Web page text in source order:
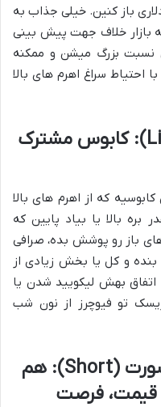
دلار، می تونین یه پوزیشن 1000 دلاری باز کنین. خیلی جذاب به
بازار خلاف جهت پیش بینی
نسبت بزرگ میشن و ممکنه
سراغ اهرم های بالا
لیکوییدیشن (Liquidation): کابوس مشترک
که از اهرم های بالا
بره بالا یا بیاد پایین که
باز رو پوشش بده، صرافی
و کل یا بخش زیادی از
اتفاق بهش لیکویید شدن یا
تو فیوچرز از نون شب
پوزیشن لانگ (Long) و شورت (Short): هم
قیمت، فرصت